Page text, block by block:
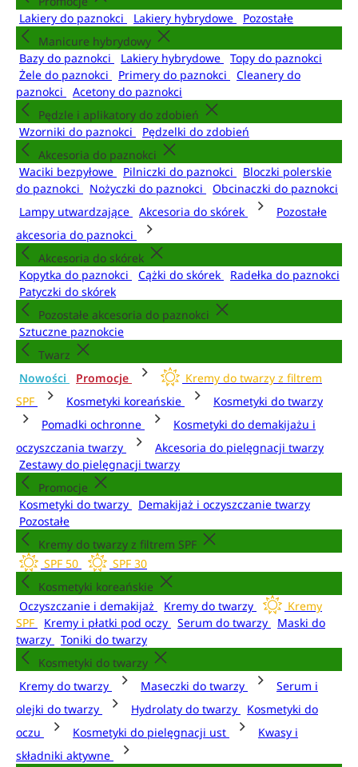
Lakiery do paznokci
Lakiery hybrydowe
Pozostałe
Manicure hybrydowy
Bazy do paznokci
Lakiery hybrydowe
Topy do paznokci
Żele do paznokci
Primery do paznokci
Cleanery do
paznokci
Acetony do paznokci
Pędzle i aplikatory do zdobień
Wzorniki do paznokci
Pędzelki do zdobień
Akcesoria do paznokci
Waciki bezpyłowe
Pilniczki do paznokci
Bloczki polerskie
do paznokci
Nożyczki do paznokci
Obcinaczki do paznokci
Lampy utwardzające
Akcesoria do skórek
Pozostałe
akcesoria do paznokci
Akcesoria do skórek
Kopytka do paznokci
Cążki do skórek
Radełka do paznokci
Patyczki do skórek
Pozostałe akcesoria do paznokci
Sztuczne paznokcie
Twarz
Nowości
Promocje
Kremy do twarzy z filtrem
SPF
Kosmetyki koreańskie
Kosmetyki do twarzy
Pomadki ochronne
Kosmetyki do demakijażu i
oczyszczania twarzy
Akcesoria do pielęgnacji twarzy
Zestawy do pielęgnacji twarzy
Promocje
Kosmetyki do twarzy
Demakijaż i oczyszczanie twarzy
Pozostałe
Kremy do twarzy z filtrem SPF
SPF 50
SPF 30
Kosmetyki koreańskie
Oczyszczanie i demakijaż
Kremy do twarzy
Kremy
SPF
Kremy i płatki pod oczy Serum do twarzy
Maski do
twarzy
Toniki do twarzy
Kosmetyki do twarzy
Kremy do twarzy
Maseczki do twarzy
Serum i
olejki do twarzy
Hydrolaty do twarzy
Kosmetyki do
oczu
Kosmetyki do pielęgnacji ust
Kwasy i
składniki aktywne